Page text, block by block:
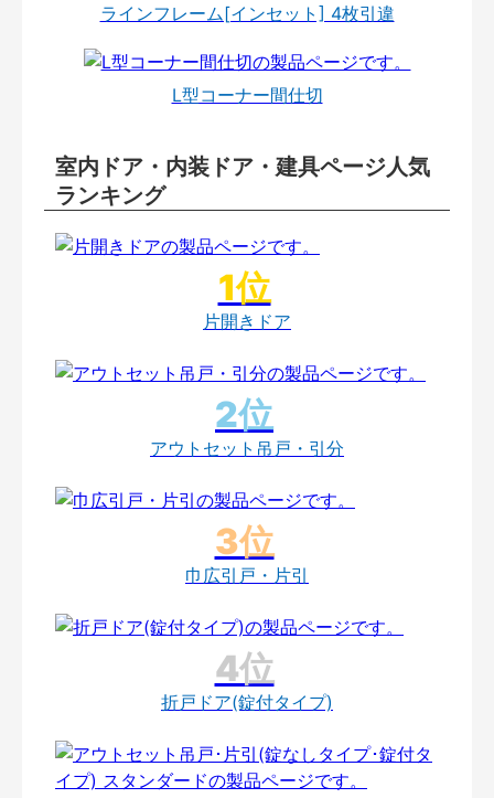
ラインフレーム[インセット] 4枚引違
L型コーナー間仕切
室内ドア・内装ドア・建具ページ人気
ランキング
片開きドア
アウトセット吊戸・引分
巾広引戸・片引
折戸ドア(錠付タイプ)